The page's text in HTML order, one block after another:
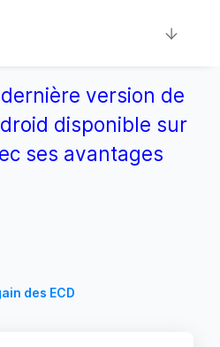
version de
disponible sur
ses avantages
des ECD